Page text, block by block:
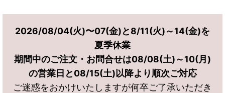
2026/08/04(火)〜07(金)と8/11(火)～14(金)を
夏季休業
期間中のご注文・お問合せは08/08(土)～10(月)
の営業日と08/15(土)以降より順次ご対応
ご迷惑をおかけいたしますが何卒ご了承いただき